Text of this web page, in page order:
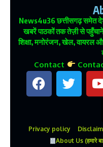
News4u36छत्तीसगढ़ समेत
खबरें पाठकों तक तेज़ी से पहुँचाने
शिक्षा, मनोरंजन, खेल, वायरल
Contact
Privacy policy
About Us (हमारे